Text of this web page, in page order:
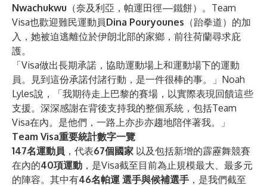
Nwachukwu （奈及利亞，帕運田徑—鐵餅）。Team
Visa也歡迎難民運動員Dina Pouryounes （跆拳道）的加
入，她被迫逃離位於伊朗北部的家鄉，前往荷蘭尋求庇
護。
「Visa做出長期承諾，協助運動場上和運動場下的運動
員。見到這份承諾付諸行動，是一件很棒的事。」Noah
Lyles說，「我期待走上巴黎的賽場，以實際表現回饋這些
支援。深深感謝在背後支持我的整個系統，包括Team
Visa在內。是他們，一路上亦步亦趨地陪伴著我。」
Team Visa重要統計數字一覽
147名運動員 ，代表67個國家 以及包括新增的霹靂舞競賽
在內的40項運動 ，是Visa截至目前為止規模最大、最多元
的陣容。其中有46名帕運 選手與候補選手 ，是我們截至